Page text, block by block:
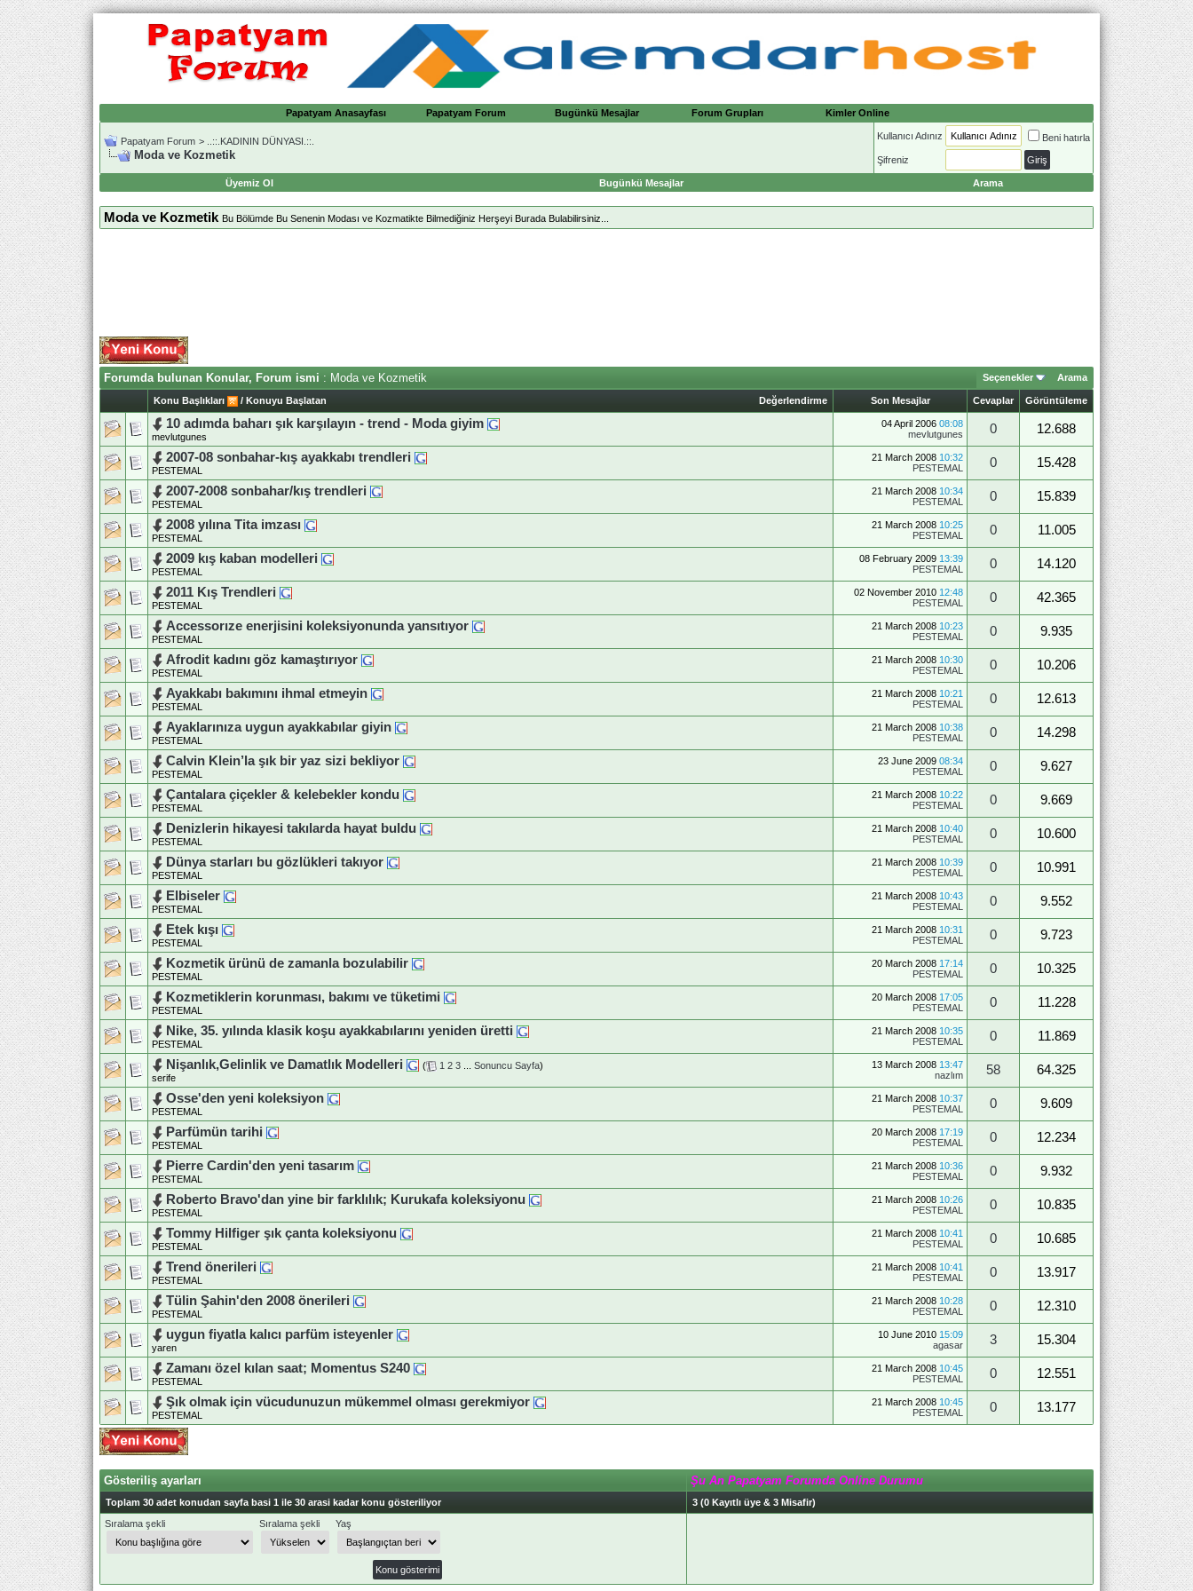
Papatyam Anasayfası Papatyam Forum Bugünkü Mesajlar Forum Grupları Kimler Online
Papatyam Forum > ..::.KADININ DÜNYASI.::.
Moda ve Kozmetik
Kullanıcı Adınız Beni hatırla
Şifreniz
Üyemiz Ol Bugünkü Mesajlar Arama
Moda ve Kozmetik Bu Bölümde Bu Senenin Modası ve Kozmatikte Bilmediğiniz Herşeyi Burada Bulabilirsiniz...
Forumda bulunan Konular, Forum ismi : Moda ve Kozmetik Seçenekler Arama
Değerlendirme
Konu Başlıkları / Konuyu Başlatan Son Mesajlar Cevaplar Görüntüleme
10 adımda baharı şık karşılayın - trend - Moda giyim
mevlutgunes
04 April 2006 08:08
mevlutgunes
0
12.688
2007-08 sonbahar-kış ayakkabı trendleri
PESTEMAL
21 March 2008 10:32
PESTEMAL
0
15.428
2007-2008 sonbahar/kış trendleri
PESTEMAL
21 March 2008 10:34
PESTEMAL
0
15.839
2008 yılına Tita imzası
PESTEMAL
21 March 2008 10:25
PESTEMAL
0
11.005
2009 kış kaban modelleri
PESTEMAL
08 February 2009 13:39
PESTEMAL
0
14.120
2011 Kış Trendleri
PESTEMAL
02 November 2010 12:48
PESTEMAL
0
42.365
Accessorıze enerjisini koleksiyonunda yansıtıyor
PESTEMAL
21 March 2008 10:23
PESTEMAL
0
9.935
Afrodit kadını göz kamaştırıyor
PESTEMAL
21 March 2008 10:30
PESTEMAL
0
10.206
Ayakkabı bakımını ihmal etmeyin
PESTEMAL
21 March 2008 10:21
PESTEMAL
0
12.613
Ayaklarınıza uygun ayakkabılar giyin
PESTEMAL
21 March 2008 10:38
PESTEMAL
0
14.298
Calvin Klein’la şık bir yaz sizi bekliyor
PESTEMAL
23 June 2009 08:34
PESTEMAL
0
9.627
Çantalara çiçekler & kelebekler kondu
PESTEMAL
21 March 2008 10:22
PESTEMAL
0
9.669
Denizlerin hikayesi takılarda hayat buldu
PESTEMAL
21 March 2008 10:40
PESTEMAL
0
10.600
Dünya starları bu gözlükleri takıyor
PESTEMAL
21 March 2008 10:39
PESTEMAL
0
10.991
Elbiseler
PESTEMAL
21 March 2008 10:43
PESTEMAL
0
9.552
Etek kışı
PESTEMAL
21 March 2008 10:31
PESTEMAL
0
9.723
Kozmetik ürünü de zamanla bozulabilir
PESTEMAL
20 March 2008 17:14
PESTEMAL
0
10.325
Kozmetiklerin korunması, bakımı ve tüketimi
PESTEMAL
20 March 2008 17:05
PESTEMAL
0
11.228
Nike, 35. yılında klasik koşu ayakkabılarını yeniden üretti
PESTEMAL
21 March 2008 10:35
PESTEMAL
0
11.869
Nişanlık,Gelinlik ve Damatlık Modelleri
( 1 2 3 Sonuncu Sayfa)
serife
13 March 2008 13:47
nazlım
58
64.325
Osse'den yeni koleksiyon
PESTEMAL
21 March 2008 10:37
PESTEMAL
0
9.609
Parfümün tarihi
PESTEMAL
20 March 2008 17:19
PESTEMAL
0
12.234
Pierre Cardin'den yeni tasarım
PESTEMAL
21 March 2008 10:36
PESTEMAL
0
9.932
Roberto Bravo'dan yine bir farklılık; Kurukafa koleksiyonu
PESTEMAL
21 March 2008 10:26
PESTEMAL
0
10.835
Tommy Hilfiger şık çanta koleksiyonu
PESTEMAL
21 March 2008 10:41
PESTEMAL
0
10.685
Trend önerileri
PESTEMAL
21 March 2008 10:41
PESTEMAL
0
13.917
Tülin Şahin'den 2008 önerileri
PESTEMAL
21 March 2008 10:28
PESTEMAL
0
12.310
uygun fiyatla kalıcı parfüm isteyenler
yaren
10 June 2010 15:09
agasar
3
15.304
Zamanı özel kılan saat; Momentus S240
PESTEMAL
21 March 2008 10:45
PESTEMAL
0
12.551
Şık olmak için vücudunuzun mükemmel olması gerekmiyor
PESTEMAL
21 March 2008 10:45
PESTEMAL
0 13.177
Gösteriliş ayarları Şu An Papatyam Forumda Online Durumu
Toplam 30 adet konudan sayfa basi 1 ile 30 arasi kadar konu gösteriliyor
3 (0 Kayıtlı üye & 3 Misafir)
Sıralama şekli
Sıralama şekli Yaş